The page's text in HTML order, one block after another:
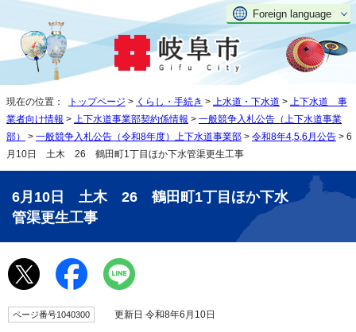
Foreign language
現在の位置： トップページ > くらし・手続き > 上水道・下水道 >
上下水道 事
業者向け情報 > 上下水道事業部契約係情報 > 一般競争入札公告（上下水道事業
部）
> 一般競争入札公告（令和8年度）上下水道事業部 > 令和8年4,5,6月公告 > 6
月10日 土木 26 鶴田町1丁目ほか下水管渠更生工事
6月10日 土木 26 鶴田町1丁目ほか下水
管渠更生工事
ページ番号1040300 更新日 令和8年6月10日